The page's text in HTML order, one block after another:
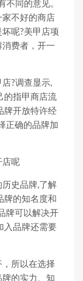
同的意见。
不好的商店
呢?美甲店项
费者，开一
?调查显示,
的指甲商店流
牌开放特许经
正确的品牌加
呢
史品牌,了解
牌的知名度和
牌可以解决开
入品牌还需要
所以在选择
的实力、知